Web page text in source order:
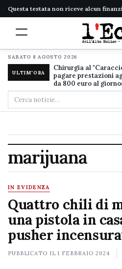
Questa testata non riceve alcun
SABATO 8 AGOSTO 2026
ULTIM'ORA
Chirurgia al
pagare prestazioni
da 800 euro al
Cerca
nel
marijuana
IN EVIDENZA
Quattro chili di
una pistola in
pusher
PUBBLICATO IL1 FEBBRAIO 2024